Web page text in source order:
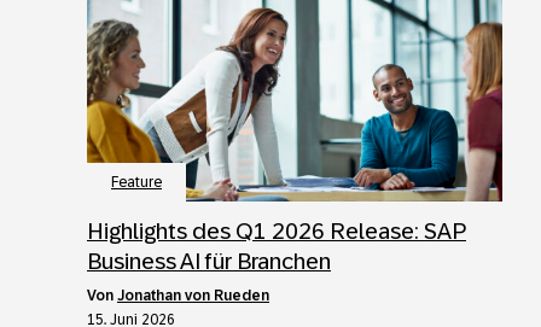
Feature
Highlights des Q1 2026 Release: SAP
Business AI für Branchen
von Jonathan von Rueden
15. Juni 2026